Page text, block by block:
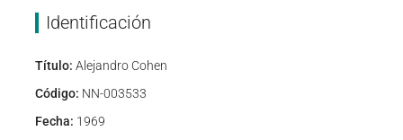
Identificación
Título: Alejandro Cohen
Código: NN-003533
Fecha: 1969